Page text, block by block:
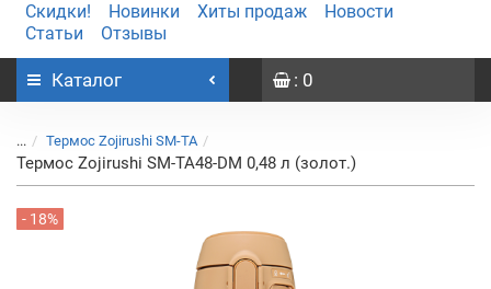
Скидки! Новинки Хиты продаж
Новости
Статьи
Отзывы
Каталог : 0
... Термос Zojirushi SM-TA
Термос Zojirushi SM-TA48-DM 0,48 л (золот.)
- 18%